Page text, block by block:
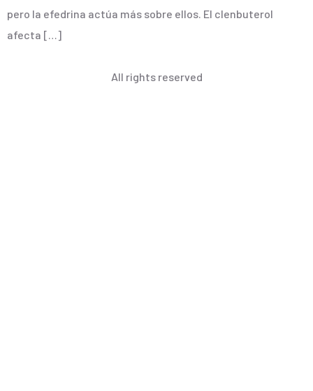
pero la efedrina actúa más sobre ellos. El clenbuterol
afecta […]
All rights reserved